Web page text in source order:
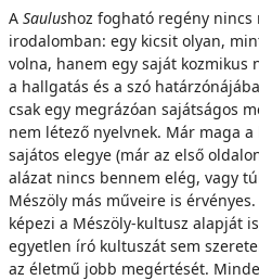
A Saulushoz fogható regény nincs
irodalomban: egy kicsit olyan,
volna, hanem egy saját kozmikus
a hallgatás és a szó
csak egy megrázóan sajátságos
nem létező nyelvnek. Már maga
sajátos elegye (már az első
alázat nincs bennem elég, vagy
Mészöly más műveire is
képezi a Mészöly-kultusz alapját
egyetlen író kultuszát sem
az életmű jobb megértését.